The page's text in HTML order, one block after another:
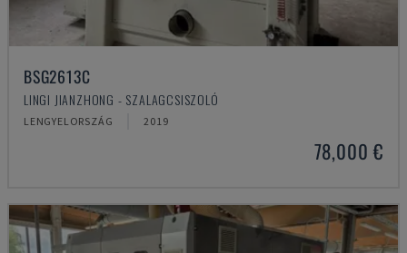
BSG2613C
LINGI JIANZHONG - SZALAGCSISZOLÓ
LENGYELORSZÁG 2019
78,000 €